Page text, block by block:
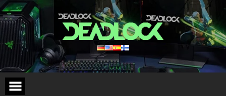
Skip
to
content